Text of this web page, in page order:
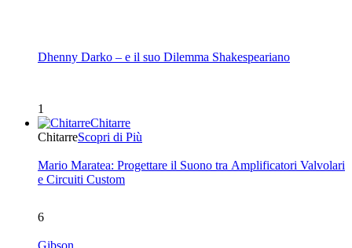
Dhenny Darko – e il suo Dilemma Shakespeariano
1
Chitarre
ChitarreScopri di Più
Mario Maratea: Progettare il Suono tra Amplificatori Valvolari
e Circuiti Custom
6